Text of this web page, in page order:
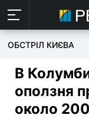
ОБСТРІЛ КИЄВА
В
оползня
около